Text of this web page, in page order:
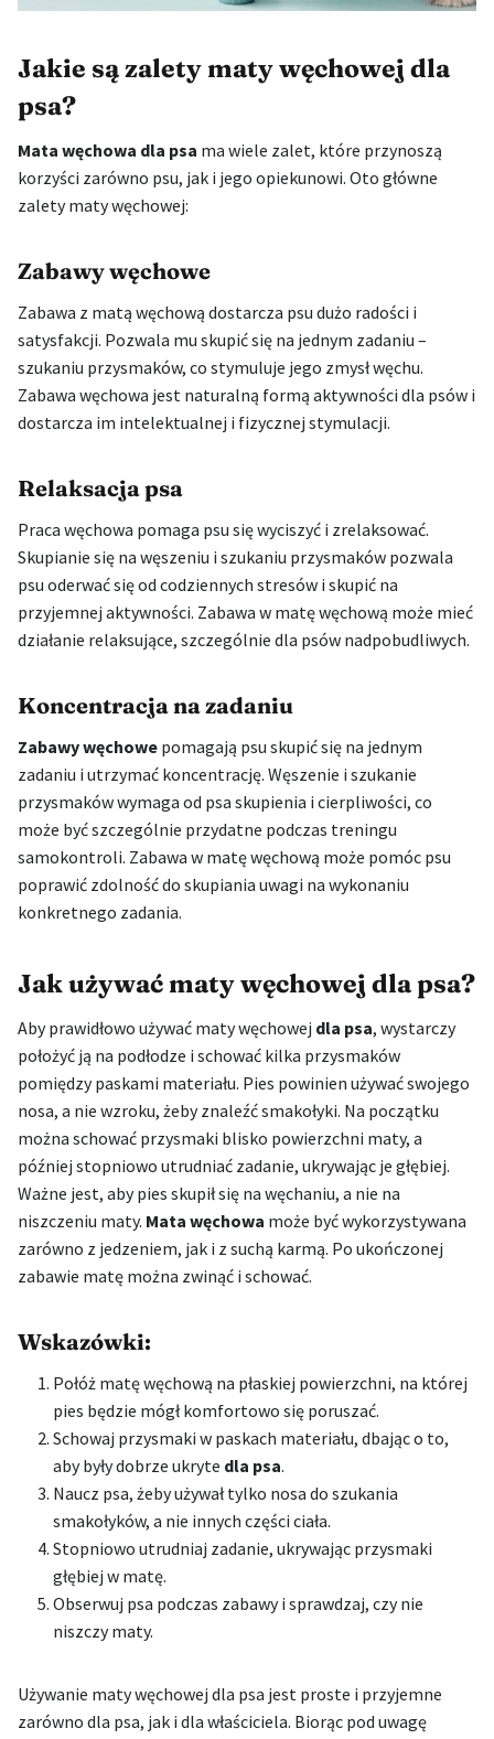
Jakie są zalety maty węchowej dla
psa?
Mata węchowa dla psa ma wiele zalet, które przynoszą
korzyści zarówno psu, jak i jego opiekunowi. Oto główne
zalety maty węchowej:
Zabawy węchowe
Zabawa z matą węchową dostarcza psu dużo radości i
satysfakcji. Pozwala mu skupić się na jednym zadaniu –
szukaniu przysmaków, co stymuluje jego zmysł węchu.
Zabawa węchowa jest naturalną formą aktywności dla psów i
dostarcza im intelektualnej i fizycznej stymulacji.
Relaksacja psa
Praca węchowa pomaga psu się wyciszyć i zrelaksować.
Skupianie się na węszeniu i szukaniu przysmaków pozwala
psu oderwać się od codziennych stresów i skupić na
przyjemnej aktywności. Zabawa w matę węchową może mieć
działanie relaksujące, szczególnie dla psów nadpobudliwych.
Koncentracja na zadaniu
Zabawy węchowe pomagają psu skupić się na jednym
zadaniu i utrzymać koncentrację. Węszenie i szukanie
przysmaków wymaga od psa skupienia i cierpliwości, co
może być szczególnie przydatne podczas treningu
samokontroli. Zabawa w matę węchową może pomóc psu
poprawić zdolność do skupiania uwagi na wykonaniu
konkretnego zadania.
Jak używać maty węchowej dla psa?
Aby prawidłowo używać maty węchowej dla psa, wystarczy
położyć ją na podłodze i schować kilka przysmaków
pomiędzy paskami materiału. Pies powinien używać swojego
nosa, a nie wzroku, żeby znaleźć smakołyki. Na początku
można schować przysmaki blisko powierzchni maty, a
później stopniowo utrudniać zadanie, ukrywając je głębiej.
Ważne jest, aby pies skupił się na węchaniu, a nie na
niszczeniu maty. Mata węchowa może być wykorzystywana
zarówno z jedzeniem, jak i z suchą karmą. Po ukończonej
zabawie matę można zwinąć i schować.
Wskazówki:
Połóż matę węchową na płaskiej powierzchni, na której
pies będzie mógł komfortowo się poruszać.
Schowaj przysmaki w paskach materiału, dbając o to,
aby były dobrze ukryte dla psa.
Naucz psa, żeby używał tylko nosa do szukania
smakołyków, a nie innych części ciała.
Stopniowo utrudniaj zadanie, ukrywając przysmaki
głębiej w matę.
Obserwuj psa podczas zabawy i sprawdzaj, czy nie
niszczy maty.
Używanie maty węchowej dla psa jest proste i przyjemne
zarówno dla psa, jak i dla właściciela. Biorąc pod uwagę